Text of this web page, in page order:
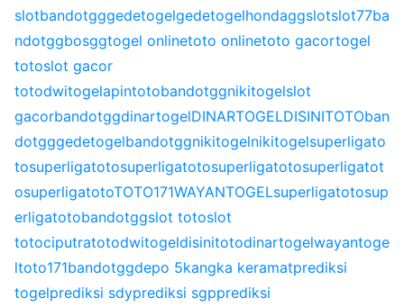
slotbandotgggedetogelgedetogelhondaggslotslot77ba
ndotggbosggtogel onlinetoto onlinetoto gacortogel
totoslot gacor
totodwitogelapintotobandotggnikitogelslot
gacorbandotggdinartogelDINARTOGELDISINITOTOban
dotgggedetogelbandotggnikitogelnikitogelsuperligato
tosuperligatotosuperligatotosuperligatotosuperligatot
osuperligatotoTOTO171WAYANTOGELsuperligatotosup
erligatotobandotggslot totoslot
totociputratotodwitogeldisinitotodinartogelwayantoge
ltoto171bandotggdepo 5kangka keramatprediksi
togelprediksi sdyprediksi sgpprediksi